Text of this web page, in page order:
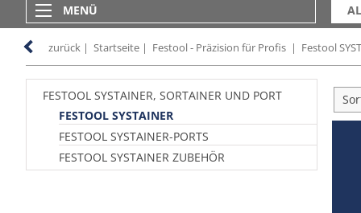
MENÜ
zurück | Startseite | Festool - Präzision für Profis | Festool
FESTOOL SYSTAINER, SORTAINER UND PORT
FESTOOL SYSTAINER
FESTOOL SYSTAINER-PORTS
FESTOOL SYSTAINER ZUBEHÖR